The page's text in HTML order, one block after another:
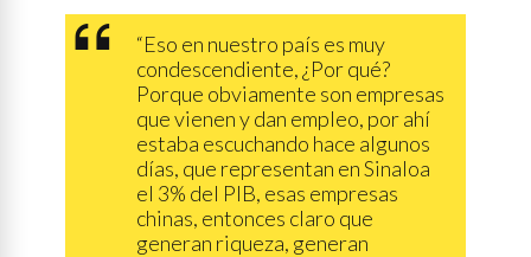
“Eso en nuestro país es muy
condescendiente, ¿Por qué?
Porque obviamente son empresas
que vienen y dan empleo, por ahí
estaba escuchando hace algunos
días, que representan en Sinaloa
el 3% del PIB, esas empresas
chinas, entonces claro que
generan riqueza, generan